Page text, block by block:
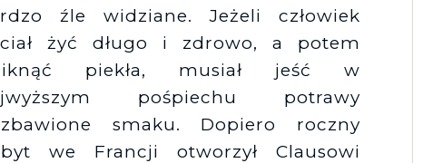
źle widziane. Jeżeli człowiek
żyć długo i zdrowo, a potem
piekła, musiał jeść w
pośpiechu potrawy
smaku. Dopiero roczny
we Francji otworzył Clausowi